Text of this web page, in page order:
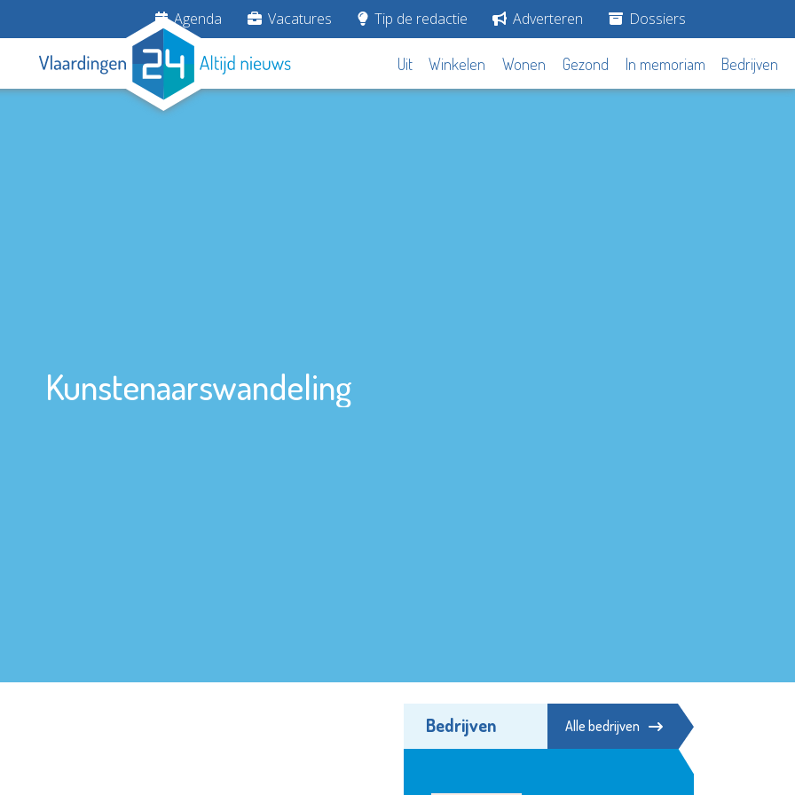
Agenda Vacatures Tip de redactie Adverteren Dossiers
Uit Winkelen Wonen Gezond In memoriam Bedrijven
Kunstenaarswandeling
Bedrijven Alle bedrijven